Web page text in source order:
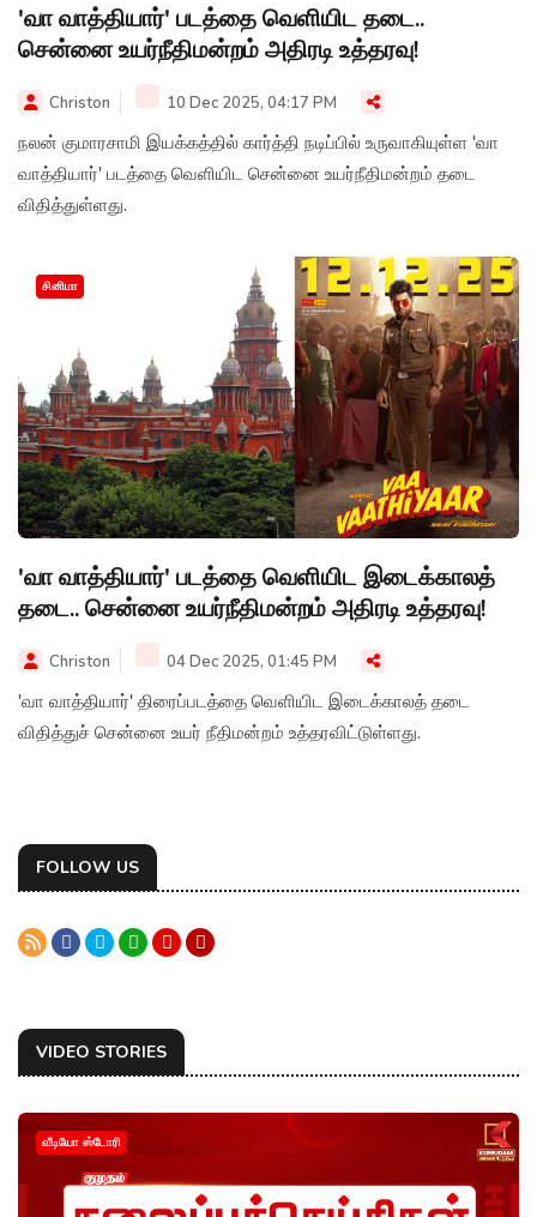
'வா வாத்தியார்' படத்தை வெளியிட தடை..
சென்னை உயர்நீதிமன்றம் அதிரடி உத்தரவு!
Christon 10 Dec 2025, 04:17 PM
நலன் குமாரசாமி இயக்கத்தில் கார்த்தி நடிப்பில் உருவாகியுள்ள 'வா
வாத்தியார்' படத்தை வெளியிட சென்னை உயர்நீதிமன்றம் தடை
விதித்துள்ளது.
சினிமா
'வா வாத்தியார்' படத்தை வெளியிட இடைக்காலத்
தடை.. சென்னை உயர்நீதிமன்றம் அதிரடி உத்தரவு!
Christon 04 Dec 2025, 01:45 PM
'வா வாத்தியார்' திரைப்படத்தை வெளியிட இடைக்காலத் தடை
விதித்துச் சென்னை உயர் நீதிமன்றம் உத்தரவிட்டுள்ளது.
FOLLOW US
VIDEO STORIES
வீடியோ ஸ்டோரி